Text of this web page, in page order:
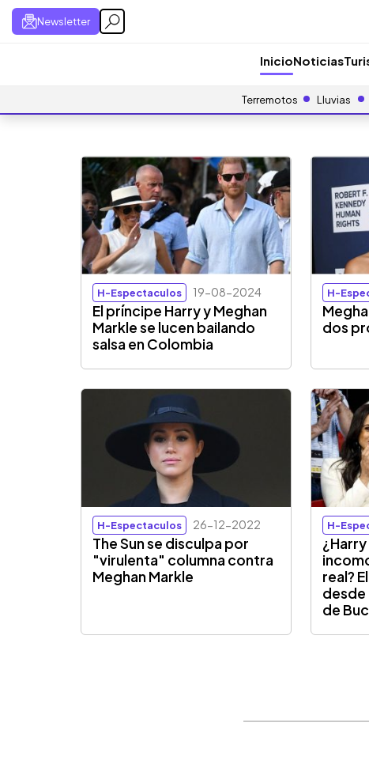
Newsletter
InicioNoticias
Terremotos Lluvias
H-Espectaculos 19-08-2024
El príncipe Harry y Meghan
Markle se lucen bailando
salsa en Colombia
H-
dos
H-Espectaculos 26-12-2022
The Sun se disculpa por
"virulenta" columna contra
Meghan Markle
H-
real?
desde
de